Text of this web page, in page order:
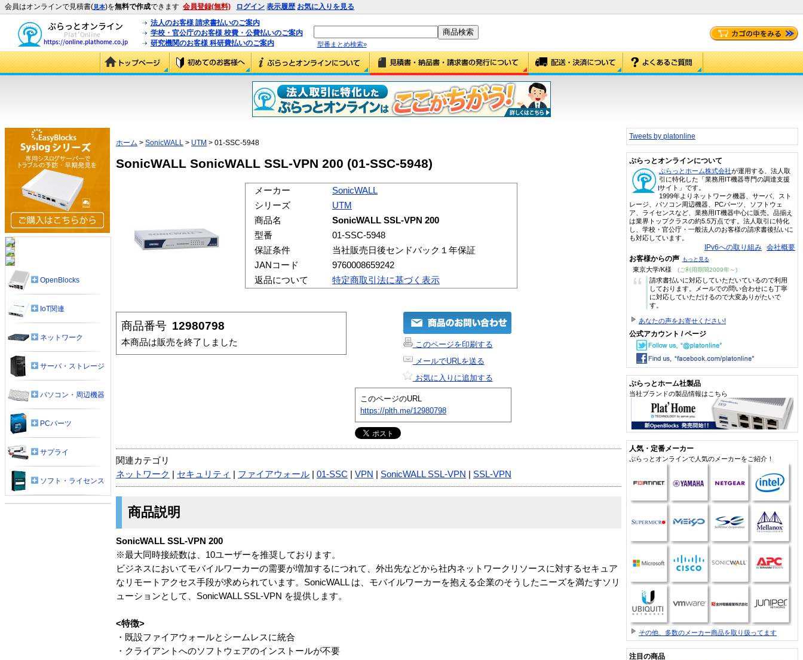
会員はオンラインで見積書(見本)を無料で作成できます 会員登録(無料) ログイン 表示履歴 お気に入りを見る
法人のお客様 請求書払いのご案内
学校・官公庁のお客様 校費・公費払いのご案内
研究機関のお客様 科研費払いのご案内
型番まとめ検索»
ホーム > SonicWALL > UTM > 01-SSC-5948
SonicWALL SonicWALL SSL-VPN 200 (01-SSC-5948)
メーカー
SonicWALL
シリーズ
UTM
商品名
SonicWALL SSL-VPN 200
型番
01-SSC-5948
保証条件
当社販売日後センドバック１年保証
JANコード
9760008659242
返品について
特定商取引法に基づく表示
商品番号 12980798
本商品は販売を終了しました
このページを印刷する
メールでURLを送る
お気に入りに追加する
このページのURL
https://plth.me/12980798
関連カテゴリ
ネットワーク
セキュリティ ファイアウォール 01-SSC VPN SonicWALL SSL-VPN SSL-VPN
商品説明
SonicWALL SSL-VPN 200
※最大同時接続数は、10ユーザーを推奨しております。
ビジネスにおいてモバイルワーカーの需要が増加するにつれて、外出先などから社内ネットワークリソースに対するセキュア
なリモートアクセス手段が求められています。SonicWALL は、モバイルワーカーを抱える企業のそうしたニーズを満たすソリ
ューションとして、SonicWALL SSL-VPN を提供します。
<特徴>
・既設ファイアウォールとシームレスに統合
・クライアントへのソフトウェアのインストールが不要
OpenBlocks
IoT関連
ネットワーク
サーバ・ストレージ
パソコン・周辺機器
PCパーツ
サプライ
ソフト・ライセンス
Tweets by platonline
ぷらっとオンラインについて
ぷらっとホーム株式会社が運用する、法人取
引に特化した「業務用IT機器専門の調達支援
サイト」です。
1999年よりネットワーク機器、サーバ、スト
レージ、パソコン周辺機器、PCパーツ、ソフトウェ
ア、ライセンスなど、業務用IT機器中心に販売。品揃え
は業界トップクラスの約5.5万点です。法人取引に特化
し、学校・官公庁・一般法人のお客様の請求書後払いに
も対応しています。
IPv6への取り組み 会社概要
お客様からの声 もっと見る
東京大学/K様 (ご利用期間2009年～)
“
請求書払いに対応していただいているので利用
しております。メールでの問い合わせにも丁寧
に対応していただけるので大変ありがたいで
す。
あなたの声をお寄せください!
公式アカウント / ページ
ぷらっとホーム社製品
当社ブランドの製品情報はこちら
人気・定番メーカー
ぷらっとオンラインで人気のメーカーをご紹介！
その他、多数のメーカー商品を取り扱ってます
注目の商品